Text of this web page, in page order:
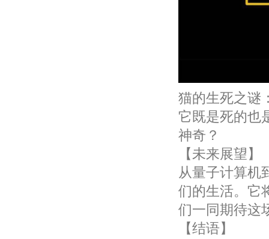
猫的生死之谜
它既是死的也
神奇？
【未来展望】
从量子计算机
们的生活。它
们一同期待这
【结语】